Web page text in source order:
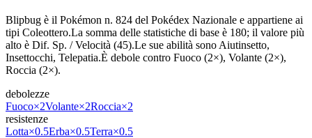
Blipbug è il Pokémon n. 824 del Pokédex Nazionale e appartiene ai
tipi Coleottero.La somma delle statistiche di base è 180; il valore più
alto è Dif. Sp. / Velocità (45).Le sue abilità sono Aiutinsetto,
Insettocchi, Telepatia.È debole contro Fuoco (2×), Volante (2×),
Roccia (2×).
debolezze
Fuoco×2Volante×2Roccia×2
resistenze
Lotta×0.5Erba×0.5Terra×0.5